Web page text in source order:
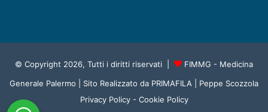
© Copyright 2026, Tutti i diritti riservati |
FIMMG - Medicina
Generale Palermo | Sito Realizzato da PRIMAFILA | Peppe Scozzola
Privacy Policy- Cookie Policy